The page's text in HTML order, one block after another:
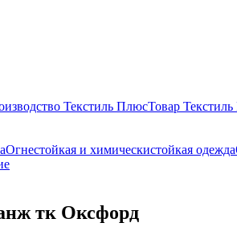
Текстиль ПлюсТовар
Огнестойкая и химическистойкая одежда
тк Оксфорд